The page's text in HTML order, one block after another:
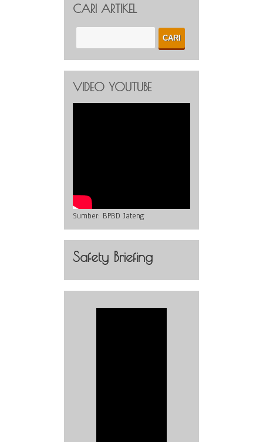
CARI ARTIKEL
VIDEO YOUTUBE
Sumber: BPBD Jateng
Safety Briefing